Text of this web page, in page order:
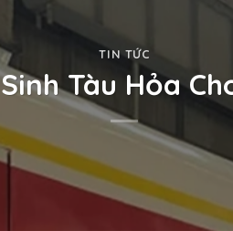
TIN TỨC
Tàu Hỏa